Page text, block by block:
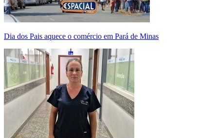
Dia dos Pais aquece o comércio em Pará de Minas